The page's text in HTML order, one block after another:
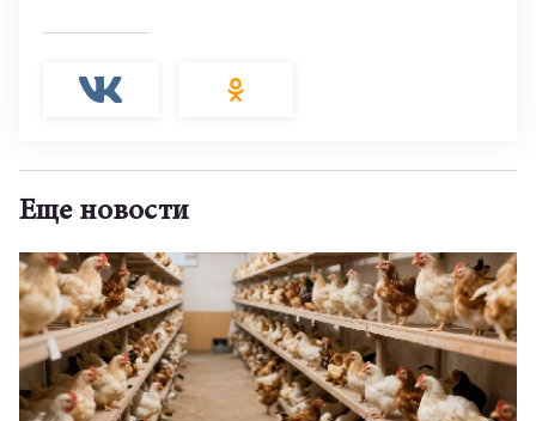
Еще новости